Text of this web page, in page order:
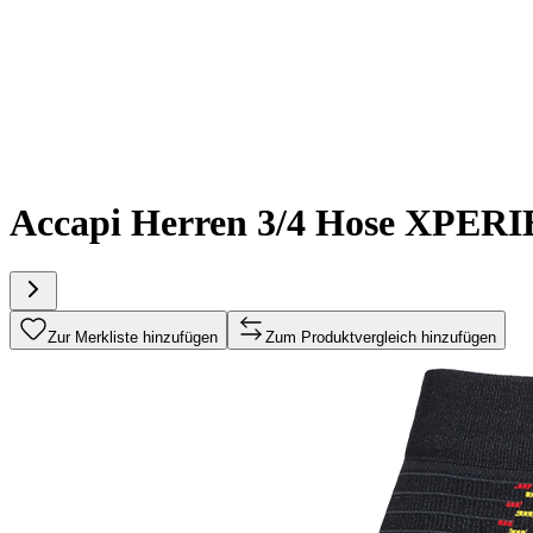
Accapi Herren 3/4 Hose
Zur Merkliste hinzufügen Zum Produktvergleich hinzufügen